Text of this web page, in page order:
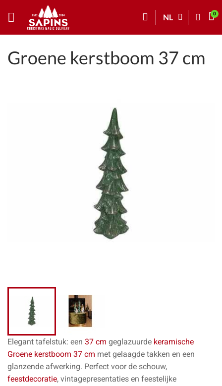
NL
Groene kerstboom 37 cm
Elegant tafelstuk: een 37 cm geglazuurde keramische
Groene kerstboom 37 cm met gelaagde takken en een
glanzende afwerking. Perfect voor de schouw,
feestdecoratie, vintagepresentaties en feestelijke